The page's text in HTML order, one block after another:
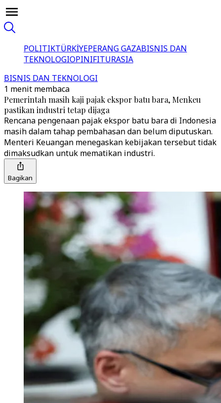
POLITIKTÜRKİYEPERANG GAZABISNIS DAN
TEKNOLOGIOPINIFITURASIA
BISNIS DAN TEKNOLOGI
1 menit membaca
Pemerintah masih kaji pajak ekspor batu bara, Menkeu
pastikan industri tetap dijaga
Rencana pengenaan pajak ekspor batu bara di Indonesia
masih dalam tahap pembahasan dan belum diputuskan.
Menteri Keuangan menegaskan kebijakan tersebut tidak
dimaksudkan untuk mematikan industri.
Bagikan